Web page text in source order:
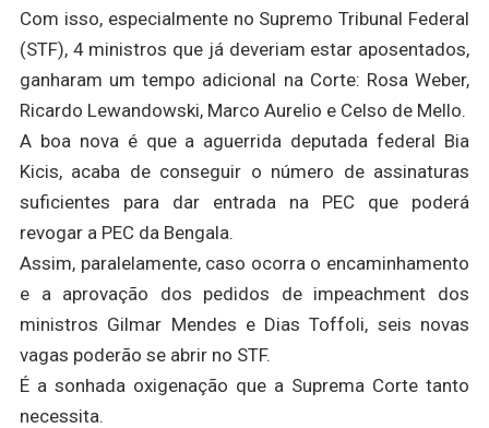
Com isso, especialmente no Supremo Tribunal Federal
(STF), 4 ministros que já deveriam estar aposentados,
ganharam um tempo adicional na Corte: Rosa Weber,
Ricardo Lewandowski, Marco Aurelio e Celso de Mello.
A boa nova é que a aguerrida deputada federal Bia
Kicis, acaba de conseguir o número de assinaturas
suficientes para dar entrada na PEC que poderá
revogar a PEC da Bengala.
Assim, paralelamente, caso ocorra o encaminhamento
e a aprovação dos pedidos de impeachment dos
ministros Gilmar Mendes e Dias Toffoli, seis novas
vagas poderão se abrir no STF.
É a sonhada oxigenação que a Suprema Corte tanto
necessita.